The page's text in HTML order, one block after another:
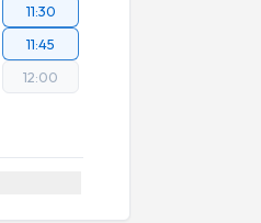
11:30
11:45
12:00